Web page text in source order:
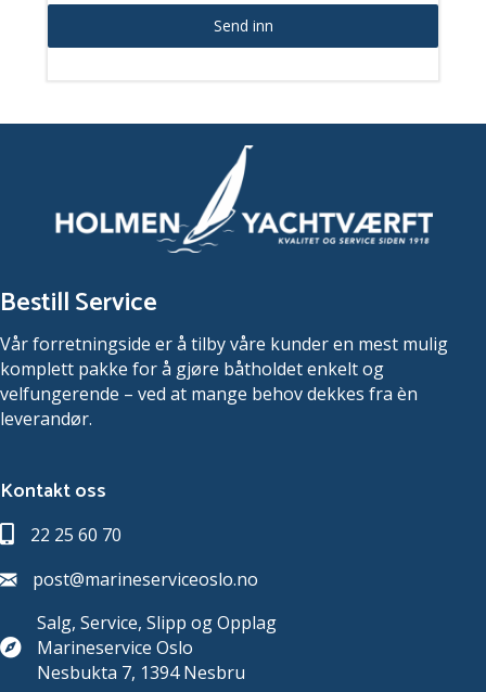
Send inn
Bestill Service
Vår forretningside er å tilby våre kunder en mest mulig
komplett pakke for å gjøre båtholdet enkelt og
velfungerende – ved at mange behov dekkes fra èn
leverandør.
Kontakt oss
22 25 60 70
post@marineserviceoslo.no
Salg, Service, Slipp og Opplag
Marineservice Oslo
Nesbukta 7, 1394 Nesbru